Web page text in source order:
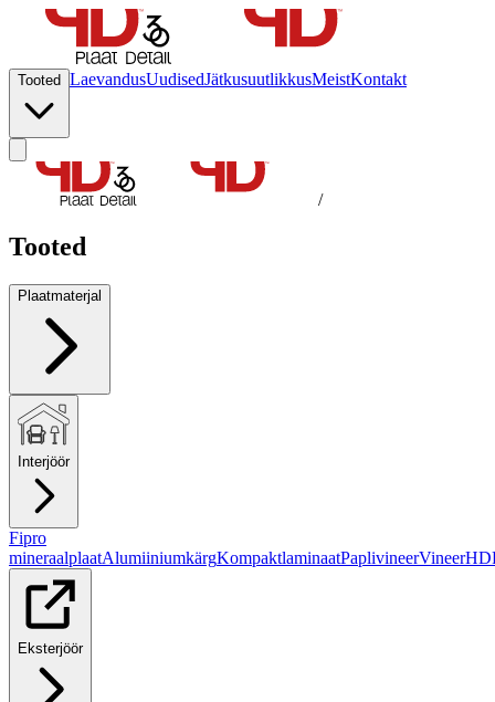
Tooted LaevandusUudisedJätkusuutlikkusMeistKontakt
/
Tooted
Plaatmaterjal
Interjöör
Fipro
mineraalplaatAlumiiniumkärgKompaktlaminaatPaplivineerVineer
Eksterjöör